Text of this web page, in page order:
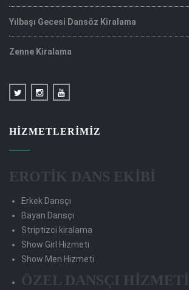
Yılbaşı Gecesi Dansöz Kiralama
Zenne Kiralama
HIZMETLERIMIZ
EROTİK DANS EKİBİ
Erkek Dansçı
Bayan Dansçı
Striptizci kiralama
Show Girl Hizmeti
Show Men Hizmeti
ÖZEL DANSÇI HİZMETİ